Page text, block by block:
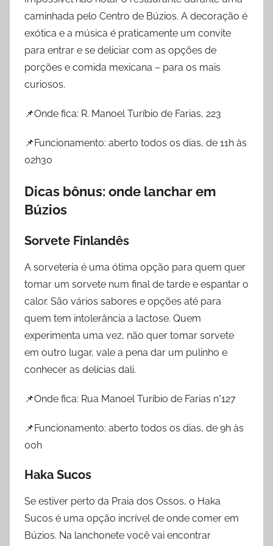
caminhada pelo Centro de Búzios. A decoração é
exótica e a música é praticamente um convite
para entrar e se deliciar com as opções de
porções e comida mexicana – para os mais
curiosos.
📌Onde fica: R. Manoel Turíbio de Farias, 223
📌Funcionamento: aberto todos os dias, de 11h às
02h30
Dicas bônus: onde lanchar em
Búzios
Sorvete Finlandês
A sorveteria é uma ótima opção para quem quer
tomar um sorvete num final de tarde e espantar o
calor. São vários sabores e opções até para
quem tem intolerância a lactose. Quem
experimenta uma vez, não quer tomar sorvete
em outro lugar, vale a pena dar um pulinho e
conhecer as delícias dali.
📌Onde fica: Rua Manoel Turíbio de Farias n°127
📌Funcionamento: aberto todos os dias, de 9h às
00h
Haka Sucos
Se estiver perto da Praia dos Ossos, o Haka
Sucos é uma opção incrível de onde comer em
Búzios. Na lanchonete você vai encontrar